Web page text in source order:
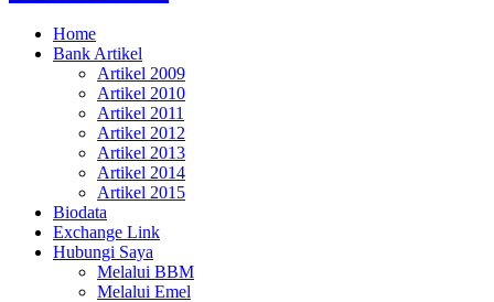
Jamal Rafaie | Memimpin
Pemikiran
"Memimpin Pemikiran"
Home
Bank Artikel
Artikel 2009
Artikel 2010
Artikel 2011
Artikel 2012
Artikel 2013
Artikel 2014
Artikel 2015
Biodata
Exchange Link
Hubungi Saya
Melalui BBM
Melalui Emel